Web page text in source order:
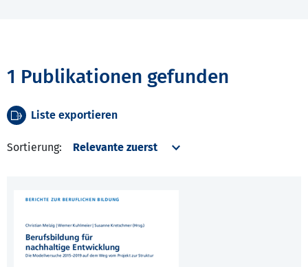
1 Publikationen gefunden
Liste exportieren
Sortierung: